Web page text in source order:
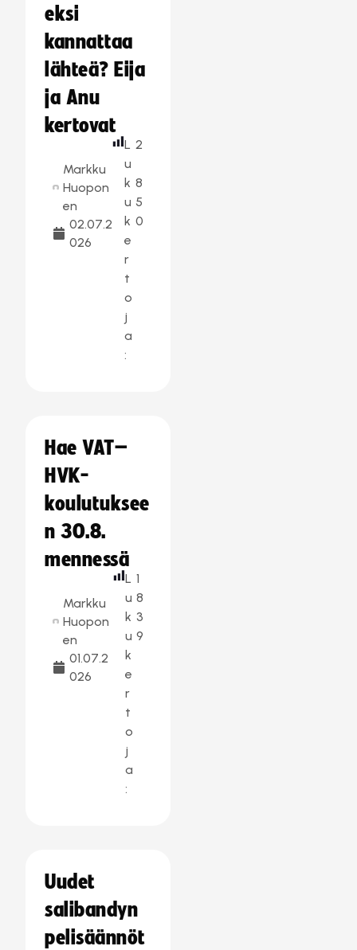
eksi
kannattaa
lähteä? Eija
ja Anu
kertovat
Markku
Huopon
en
02.07.2
026
L
u
k
u
k
e
r
t
o
j
a
:
2
8
5
0
Hae VAT–
HVK-
koulutuksee
n 30.8.
mennessä
Markku
Huopon
en
01.07.2
026
L
u
k
u
k
e
r
t
o
j
a
:
1
8
3
9
Uudet
salibandyn
pelisäännöt